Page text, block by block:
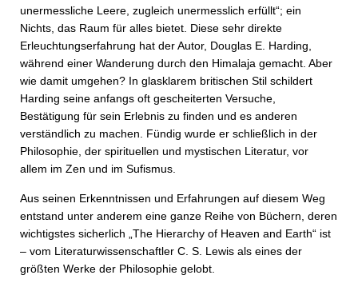
unermessliche Leere, zugleich unermesslich erfüllt“; ein
Nichts, das Raum für alles bietet. Diese sehr direkte
Erleuchtungserfahrung hat der Autor, Douglas E. Harding,
während einer Wanderung durch den Himalaja gemacht. Aber
wie damit umgehen? In glasklarem britischen Stil schildert
Harding seine anfangs oft gescheiterten Versuche,
Bestätigung für sein Erlebnis zu finden und es anderen
verständlich zu machen. Fündig wurde er schließlich in der
Philosophie, der spirituellen und mystischen Literatur, vor
allem im Zen und im Sufismus.
Aus seinen Erkenntnissen und Erfahrungen auf diesem Weg
entstand unter anderem eine ganze Reihe von Büchern, deren
wichtigstes sicherlich „The Hierarchy of Heaven and Earth“ ist
– vom Literaturwissenschaftler C. S. Lewis als eines der
größten Werke der Philosophie gelobt.